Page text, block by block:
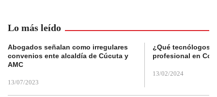
Lo más leído
Abogados señalan como irregulares
convenios ente alcaldía de Cúcuta y
AMC
13/07/2023
¿Qué tecnólogos
profesional en
13/02/2024